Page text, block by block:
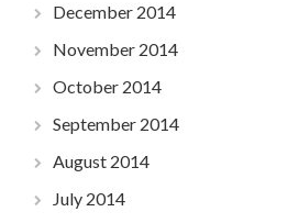
December 2014
November 2014
October 2014
September 2014
August 2014
July 2014